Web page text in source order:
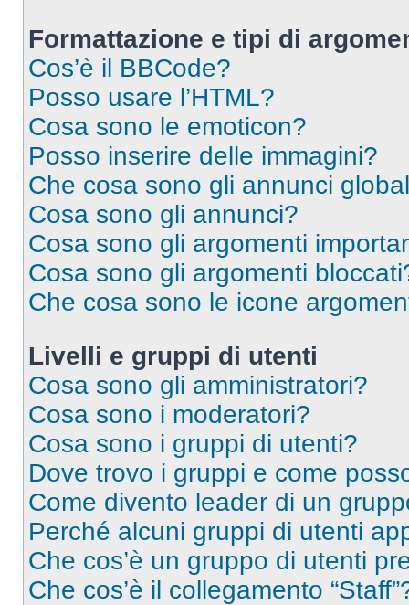
Formattazione e tipi di
Cos’è il BBCode?
Posso usare l’HTML?
Cosa sono le emoticon?
Posso inserire delle immagini?
Che cosa sono gli annunci
Cosa sono gli annunci?
Cosa sono gli argomenti
Cosa sono gli argomenti
Che cosa sono le icone
Livelli e gruppi di utenti
Cosa sono gli amministratori?
Cosa sono i moderatori?
Cosa sono i gruppi di utenti?
Dove trovo i gruppi e come
Come divento leader di un
Perché alcuni gruppi di utenti
Che cos’è un gruppo di utenti
Che cos’è il collegamento